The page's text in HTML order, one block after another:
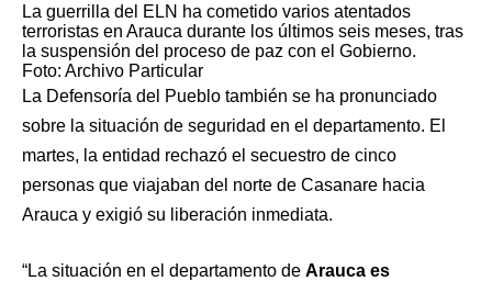
La guerrilla del ELN ha cometido varios atentados
terroristas en Arauca durante los últimos seis meses, tras
la suspensión del proceso de paz con el Gobierno.
Foto: Archivo Particular
La Defensoría del Pueblo también se ha pronunciado
sobre la situación de seguridad en el departamento. El
martes, la entidad rechazó el secuestro de cinco
personas que viajaban del norte de Casanare hacia
Arauca y exigió su liberación inmediata.
“La situación en el departamento de Arauca es